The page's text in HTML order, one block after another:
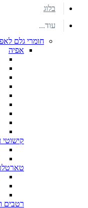
בלוג
עוד...
חומרי גלם
אפיה
קישוטי
רטבים